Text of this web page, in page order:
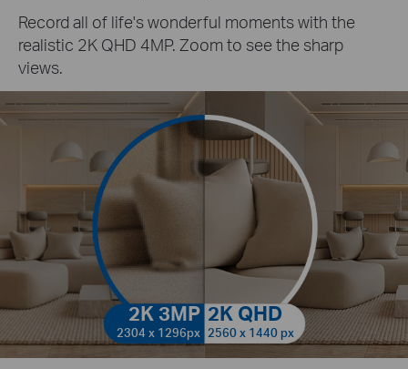
Record all of life's wonderful moments with the
realistic 2K QHD 4MP. Zoom to see the sharp
views.
2K 3MP
2304 x 1296px
2K QHD
2560 x 1440 px